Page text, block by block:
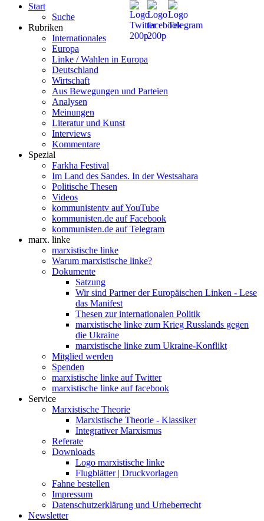
Start
Suche
Rubriken
Internationales
Europa
Linke / Wahlen in Europa
Deutschland
Wirtschaft
Aus Bewegungen und Parteien
Analysen
Meinungen
Literatur und Kunst
Interviews
Kommentare
Spezial
Farkha Festival
Im Land des Sandes. In der Westsahara
Politische Thesen
Videos
kommunistentv auf YouTube
kommunisten.de auf Facebook
kommunisten.de auf Telegram
marx. linke
marxistische linke
Warum marxistische linke?
Dokumente
Satzung
Wir sind Partner der Europäischen Linken - Lese
das Manifest
Thesen zur internationalen Politik
marxistische linke zum Krieg Russlands gegen
die Ukraine
marxistische linke zum Ukraine-Konflikt
Mitglied werden
Spenden
marxistische linke auf Twitter
marxistische linke auf facebook
Service
Marxistische Theorie
Marxistische Theorie - Klassiker
Integrativer Marxismus
Referate
Downloads
Logo marxistische linke
Flugblätter | Druckvorlagen
Fahne bestellen
Impressum
Datenschutzerklärung und Urheberrecht
Newsletter